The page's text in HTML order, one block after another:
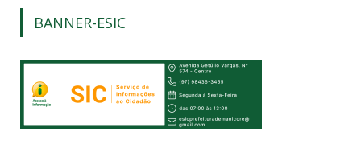
BANNER-ESIC